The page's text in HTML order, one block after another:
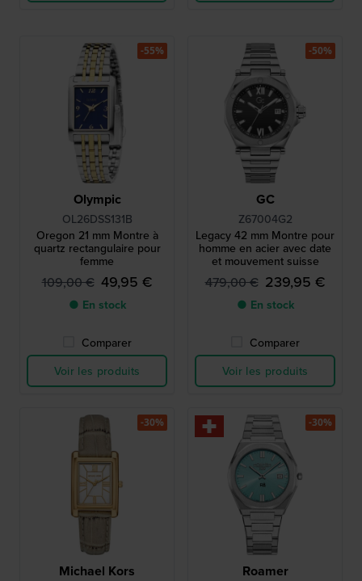
Olympic
OL26DSS131B
Oregon 21 mm Montre à
quartz rectangulaire pour
femme
109,00 € 49,95 €
● En stock
Comparer
Voir les produits
-55%
GC
Z67004G2
Legacy 42 mm Montre pour
homme en acier avec date
et mouvement suisse
479,00 € 239,95 €
● En stock
Comparer
Voir les produits
-50%
Michael Kors
-30%
Roamer
-30%